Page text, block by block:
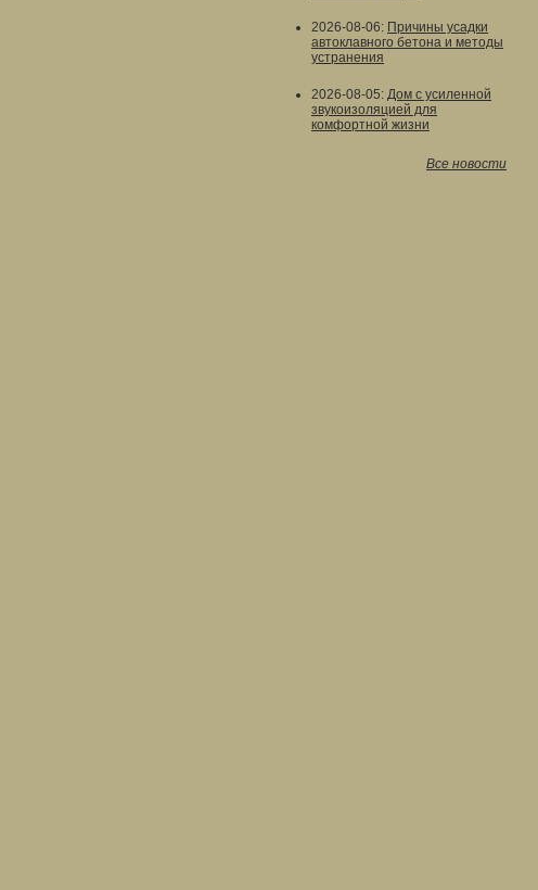
2026-08-06: Причины усадки
автоклавного бетона и методы
устранения
2026-08-05: Дом с усиленной
звукоизоляцией для
комфортной жизни
Все новости